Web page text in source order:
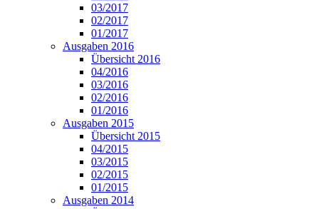
03/2017
02/2017
01/2017
Ausgaben 2016
Übersicht 2016
04/2016
03/2016
02/2016
01/2016
Ausgaben 2015
Übersicht 2015
04/2015
03/2015
02/2015
01/2015
Ausgaben 2014